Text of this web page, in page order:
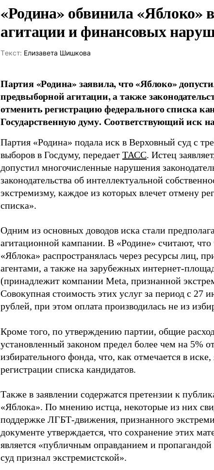
«Родина» обвинила «Яблоко»
агитации и финансовых
Tекст: Елизавета Шишкова
Партия «Родина» заявила, что «Яблоко»
предвыборной агитации, а также
отменить регистрацию федерального списка
Государственную думу. Соответствующий иск
Партия «Родина» подала иск в Верховный суд с
выборов в Госдуму, передает ТАСС. Истец
допустил многочисленные нарушения
законодательства об интеллектуальной
экстремизму, каждое из которых влечет отмену
списка».
Одним из основных доводов иска стали
агитационной кампании. В «Родине» считают, что
«Яблока» распространялась через ресурсы лиц,
агентами, а также на зарубежных интернет-
(принадлежит компании Meta, признанной
Совокупная стоимость этих услуг за период с 27
рублей, при этом оплата производилась не из
Кроме того, по утверждению партии, общие
установленный законом предел более чем на 5%
избирательного фонда, что, как отмечается в
регистрации списка кандидатов.
Также в заявлении содержатся претензии к
«Яблока». По мнению истца, некоторые из них
поддержке ЛГБТ-движения, признанного
документе утверждается, что сохранение этих
является «публичным оправданием и
суд признал экстремистской».